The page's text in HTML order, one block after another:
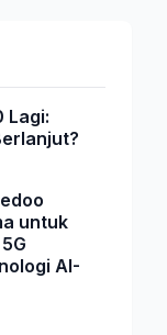
Lagi:
untuk
AI-